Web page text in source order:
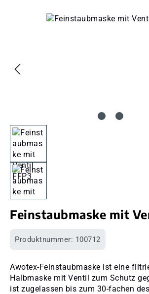
Bildergalerie überspringen
Feinstaubmaske mit
Produktnummer: 100712
Awotex-Feinstaubmaske ist eine
Halbmaske mit Ventil zum Schutz
ist zugelassen bis zum 30-fachen